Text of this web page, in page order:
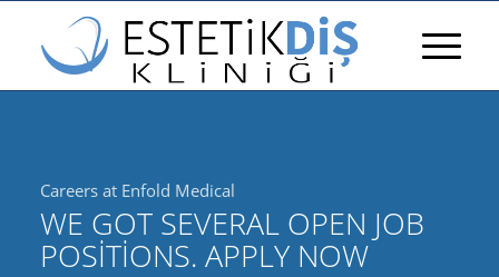
Careers at Enfold Medical
WE GOT SEVERAL OPEN JOB
POSITIONS. APPLY NOW